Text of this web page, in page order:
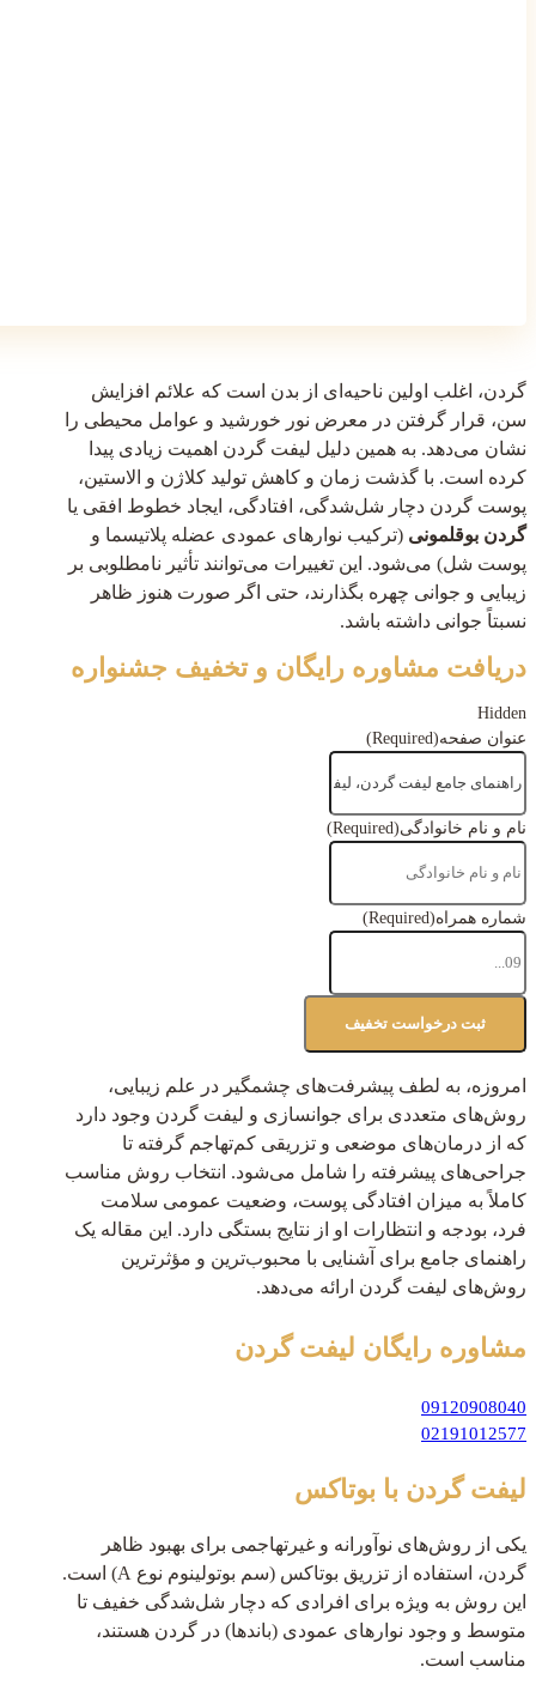
گردن، اغلب اولین ناحیه‌ای از بدن است که علائم افزایش
سن، قرار گرفتن در معرض نور خورشید و عوامل محیطی را
نشان می‌دهد. به همین دلیل لیفت گردن اهمیت زیادی پیدا
کرده است. با گذشت زمان و کاهش تولید کلاژن و الاستین،
پوست گردن دچار شل‌شدگی، افتادگی، ایجاد خطوط افقی یا
گردن بوقلمونی (ترکیب نوارهای عمودی عضله پلاتیسما و
پوست شل) می‌شود. این تغییرات می‌توانند تأثیر نامطلوبی بر
زیبایی و جوانی چهره بگذارند، حتی اگر صورت هنوز ظاهر
نسبتاً جوانی داشته باشد.
دریافت مشاوره رایگان و تخفیف جشنواره
Hidden
عنوان صفحه(Required)
نام و نام خانوادگی(Required)
شماره همراه(Required)
امروزه، به لطف پیشرفت‌های چشمگیر در علم زیبایی،
روش‌های متعددی برای جوانسازی و لیفت گردن وجود دارد
که از درمان‌های موضعی و تزریقی کم‌تهاجم گرفته تا
جراحی‌های پیشرفته را شامل می‌شود. انتخاب روش مناسب
کاملاً به میزان افتادگی پوست، وضعیت عمومی سلامت
فرد، بودجه و انتظارات او از نتایج بستگی دارد. این مقاله یک
راهنمای جامع برای آشنایی با محبوب‌ترین و مؤثرترین
روش‌های لیفت گردن ارائه می‌دهد.
مشاوره رایگان لیفت گردن
09120908040
02191012577
لیفت گردن با بوتاکس
یکی از روش‌های نوآورانه و غیرتهاجمی برای بهبود ظاهر
گردن، استفاده از تزریق بوتاکس (سم بوتولینوم نوع A) است.
این روش به ویژه برای افرادی که دچار شل‌شدگی خفیف تا
متوسط و وجود نوارهای عمودی (باندها) در گردن هستند،
مناسب است.